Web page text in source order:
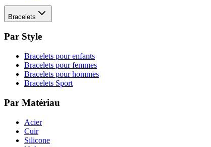
Bracelets
Par Style
Bracelets pour enfants
Bracelets pour femmes
Bracelets pour hommes
Bracelets Sport
Par Matériau
Acier
Cuir
Silicone